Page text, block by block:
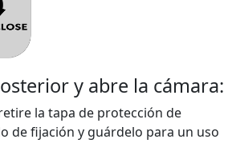
y abre la cámara:
la tapa de protección de
de fijación y guárdelo para un uso